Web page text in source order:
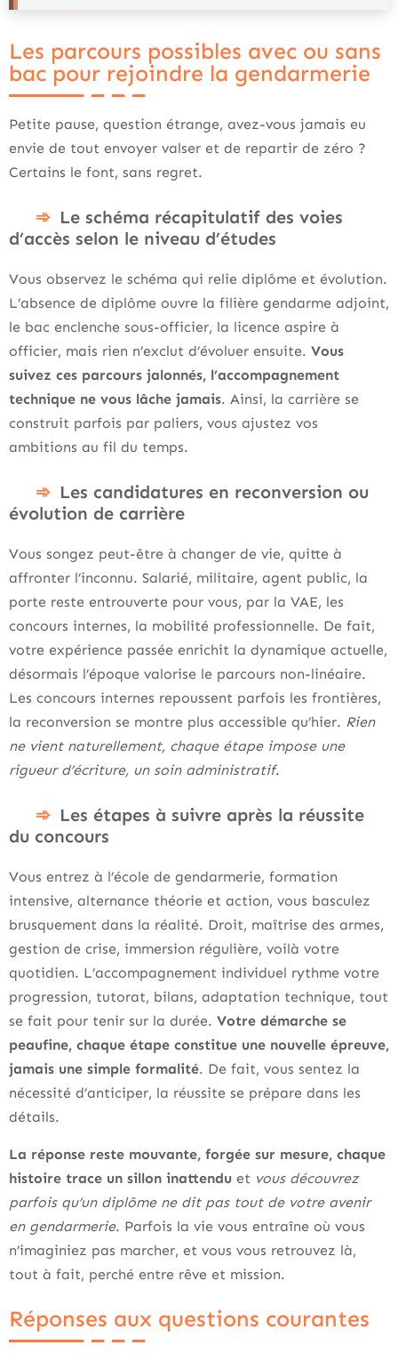
Les parcours possibles avec ou sans
bac pour rejoindre la gendarmerie
Petite pause, question étrange, avez-vous jamais eu
envie de tout envoyer valser et de repartir de zéro ?
Certains le font, sans regret.
Le schéma récapitulatif des voies
d’accès selon le niveau d’études
Vous observez le schéma qui relie diplôme et évolution.
L’absence de diplôme ouvre la filière gendarme adjoint,
le bac enclenche sous-officier, la licence aspire à
officier, mais rien n’exclut d’évoluer ensuite. Vous
suivez ces parcours jalonnés, l’accompagnement
technique ne vous lâche jamais. Ainsi, la carrière se
construit parfois par paliers, vous ajustez vos
ambitions au fil du temps.
Les candidatures en reconversion ou
évolution de carrière
Vous songez peut-être à changer de vie, quitte à
affronter l’inconnu. Salarié, militaire, agent public, la
porte reste entrouverte pour vous, par la VAE, les
concours internes, la mobilité professionnelle. De fait,
votre expérience passée enrichit la dynamique actuelle,
désormais l’époque valorise le parcours non-linéaire.
Les concours internes repoussent parfois les frontières,
la reconversion se montre plus accessible qu’hier. Rien
ne vient naturellement, chaque étape impose une
rigueur d’écriture, un soin administratif.
Les étapes à suivre après la réussite
du concours
Vous entrez à l’école de gendarmerie, formation
intensive, alternance théorie et action, vous basculez
brusquement dans la réalité. Droit, maîtrise des armes,
gestion de crise, immersion régulière, voilà votre
quotidien. L’accompagnement individuel rythme votre
progression, tutorat, bilans, adaptation technique, tout
se fait pour tenir sur la durée. Votre démarche se
peaufine, chaque étape constitue une nouvelle épreuve,
jamais une simple formalité. De fait, vous sentez la
nécessité d’anticiper, la réussite se prépare dans les
détails.
La réponse reste mouvante, forgée sur mesure, chaque
histoire trace un sillon inattendu et vous découvrez
parfois qu’un diplôme ne dit pas tout de votre avenir
en gendarmerie. Parfois la vie vous entraîne où vous
n’imaginiez pas marcher, et vous vous retrouvez là,
tout à fait, perché entre rêve et mission.
Réponses aux questions courantes